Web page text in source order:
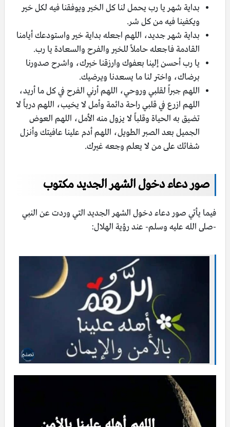
بداية شهر يا رب يحمل لنا كل الخير ويوفقنا فيه لكل خير
ويكفينا فيه من كل شر.
بداية شهر جديد، اللهم اجعله بداية خير واستودعك أيامنا
القادمة فاجعله حاملاً للخير والفرح والسعادة يا رب.
يا رب أحسن إلينا بعفوك وارزقنا خيرك، واشرح صدورنا
برضاك، واختر لنا ما يسعدنا ويرضيك.
اللهم جبراً لقلبي وروحي، اللهم أرني الفرح في كل ما أريد،
اللهم ازرع في قلبي راحة دائمة وأمل لا يخيب، اللهم درباً لا
تضيق به الحياة وقلباً لا يزول منه الأمل، اللهم العوض
الجميل بعد الصبر الطويل، اللهم أدم علينا عافيتك وأنزل
شفائك على من لا يعلم وجعه غيرك.
صور دعاء دخول الشهر الجديد مكتوب
فيما يأتي صور دعاء دخول الشهر الجديد التي وردت عن النبي
-صلى الله عليه وسلم- عند رؤية الهلال: